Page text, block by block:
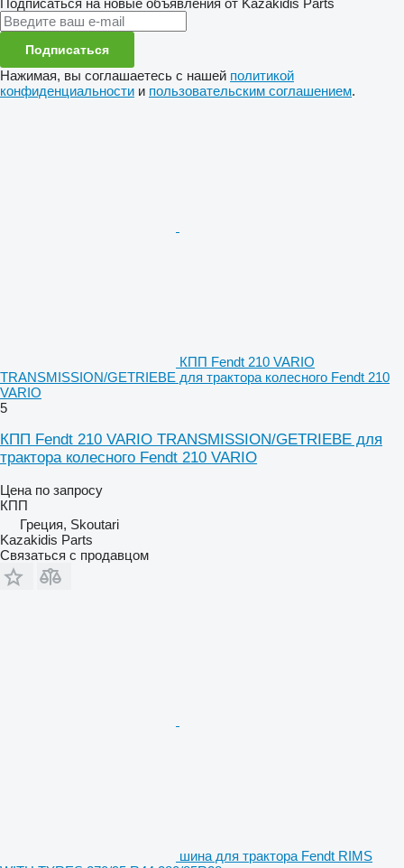
Подписаться на новые объявления от Kazakidis Parts
Подписаться
Нажимая, вы соглашаетесь с нашей политикой
конфиденциальности и пользовательским соглашением.
КПП Fendt 210 VARIO
TRANSMISSION/GETRIEBE для трактора колесного Fendt 210
VARIO
5
КПП Fendt 210 VARIO TRANSMISSION/GETRIEBE для
трактора колесного Fendt 210 VARIO
Цена по запросу
КПП
Греция, Skoutari
Kazakidis Parts
Связаться с продавцом
шина для трактора Fendt RIMS